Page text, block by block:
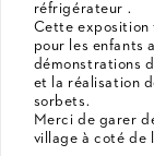
réfrigérateur .
Cette exposition
pour les enfants
démonstrations
et la réalisation
sorbets.
Merci de garer
village à coté de